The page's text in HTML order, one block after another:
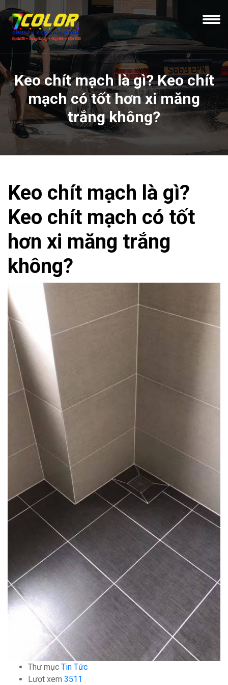
Keo chít mạch là gì? Keo chít
mạch có tốt hơn xi măng
trắng không?
Keo chít mạch là gì?
Keo chít mạch có tốt
hơn xi măng trắng
không?
Thư mục Tin Tức
Lượt xem 3511